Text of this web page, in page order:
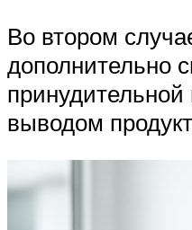
Во втором
дополнительно
принудительной
выводом